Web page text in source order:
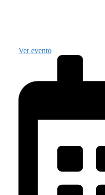
Ver evento